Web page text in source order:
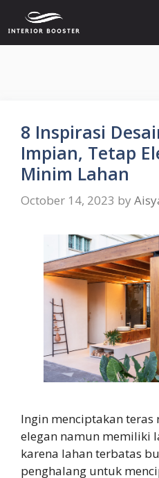
to
content
8 Inspirasi
Impian, Tetap
Minim Lahan
October 14, 2023 by
Ingin menciptakan
elegan namun memiliki
karena lahan terbatas
penghalang untuk